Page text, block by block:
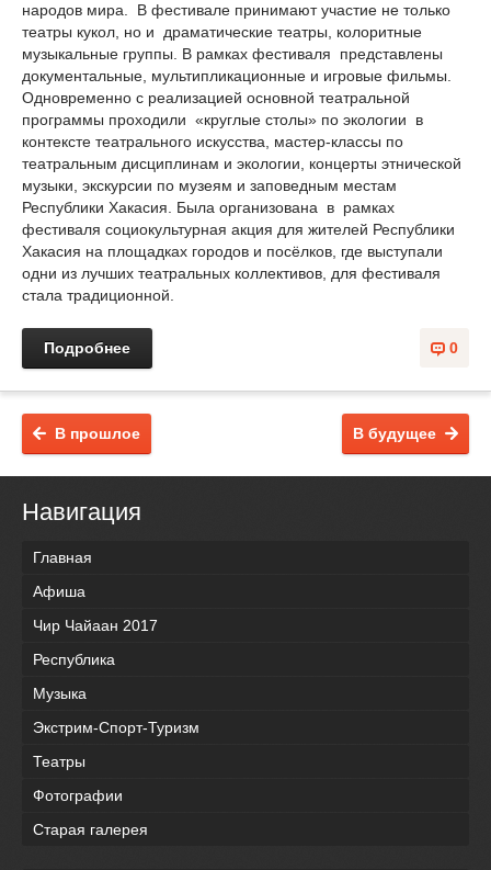
народов мира. В фестивале принимают участие не только
театры кукол, но и драматические театры, колоритные
музыкальные группы. В рамках фестиваля представлены
документальные, мультипликационные и игровые фильмы.
Одновременно с реализацией основной театральной
программы проходили «круглые столы» по экологии в
контексте театрального искусства, мастер-классы по
театральным дисциплинам и экологии, концерты этнической
музыки, экскурсии по музеям и заповедным местам
Республики Хакасия. Была организована в рамках
фестиваля социокультурная акция для жителей Республики
Хакасия на площадках городов и посёлков, где выступали
одни из лучших театральных коллективов, для фестиваля
стала традиционной.
0
Подробнее
В будущее
В прошлое
Навигация
Главная
Афиша
Чир Чайаан 2017
Республика
Музыка
Экстрим-Спорт-Туризм
Театры
Фотографии
Старая галерея